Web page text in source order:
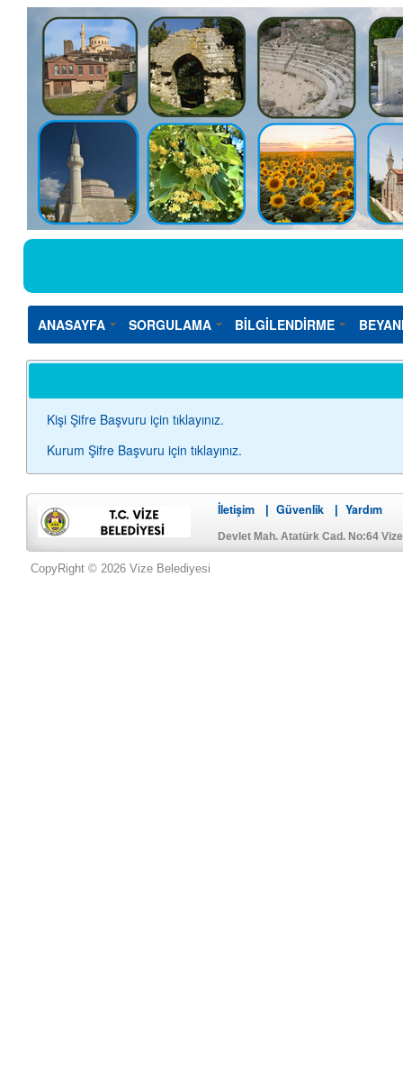
ANASAYFA SORGULAMA BİLGİLENDİRME
Kişi Şifre Başvuru için tıklayınız.
Kurum Şifre Başvuru için tıklayınız.
İletişim Güvenlik Yardım
Devlet Mah. Atatürk Cad. No:64
CopyRight © 2026 Vize Belediyesi